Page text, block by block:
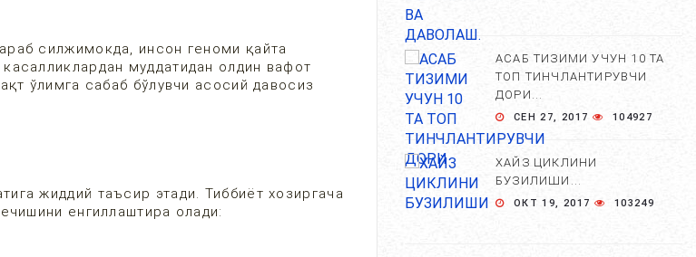
силжимокда, инсон геноми қайта
муддатидан олдин вафот
ўлимга сабаб бўлувчи асосий давосиз
жиддий таъсир этади. Тиббиёт хозиргача
енгиллаштира олади:
АСАБ ТИЗИМИ УЧУН 10 ТА
ТОП ТИНЧЛАНТИРУВЧИ
ДОРИ...
СЕН 27, 2017 104927
ХАЙЗ ЦИКЛИНИ
БУЗИЛИШИ...
ОКТ 19, 2017 103249